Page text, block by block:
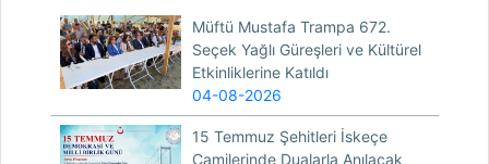
Müftü Mustafa Trampa 672.
Seçek Yağlı Güreşleri ve Kültürel
Etkinliklerine Katıldı
04-08-2026
15 Temmuz Şehitleri İskeçe
Camilerinde Dualarla Anılacak